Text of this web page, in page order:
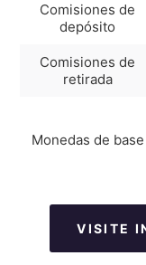
Comisiones de
depósito
Comisiones de
retirada
Monedas de base
VISITE